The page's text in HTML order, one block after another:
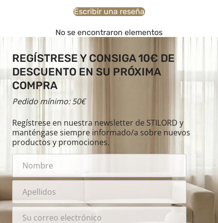
Escribir una reseña
No se encontraron elementos
REGÍSTRESE Y CONSIGA 10€ DE
DESCUENTO EN SU PRÓXIMA
COMPRA
Pedido mínimo: 50€
Regístrese en nuestra newsletter de STILORD y
manténgase siempre informado/a sobre nuevos
productos y promociones.